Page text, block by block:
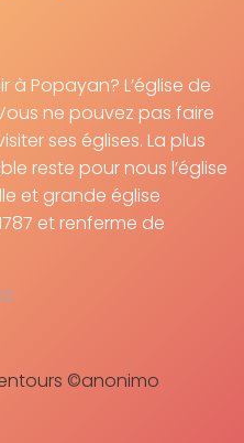
à Popayan? L’église de
ne pouvez pas faire
ses églises. La plus
reste pour nous l’église
et grande église
et renferme de